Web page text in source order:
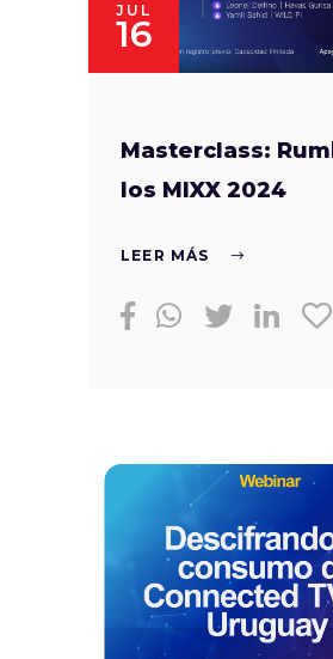
JUL
16
Masterclass:
los MIXX 2024
LEER MÁS